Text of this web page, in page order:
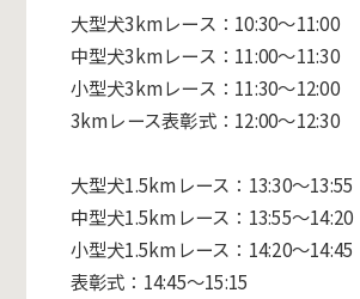
大型犬3kmレース：10:30～11:00
中型犬3kmレース：11:00～11:30
小型犬3kmレース：11:30～12:00
3kmレース表彰式：12:00～12:30
大型犬1.5kmレース：13:30～13:55
中型犬1.5kmレース：13:55～14:20
小型犬1.5kmレース：14:20～14:45
表彰式：14:45～15:15